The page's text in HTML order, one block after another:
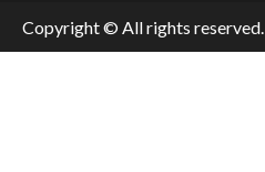
Copyright © All rights reserved.